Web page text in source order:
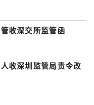
收深交所监管函
收深圳监管局责令改